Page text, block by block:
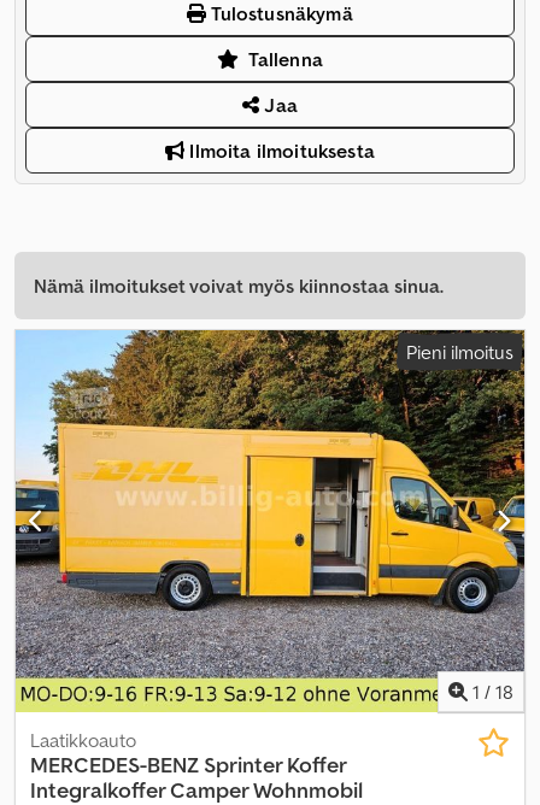
Tulostusnäkymä
Tallenna
Jaa
Ilmoita ilmoituksesta
Nämä ilmoitukset voivat myös kiinnostaa sinua.
Pieni ilmoitus
1 / 18
Laatikkoauto
MERCEDES-BENZ Sprinter Koffer
Integralkoffer Camper Wohnmobil